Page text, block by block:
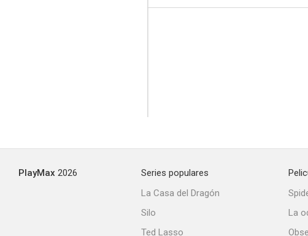
PlayMax 2026
Series populares
La Casa del Dragón
Silo
Ted Lasso
La